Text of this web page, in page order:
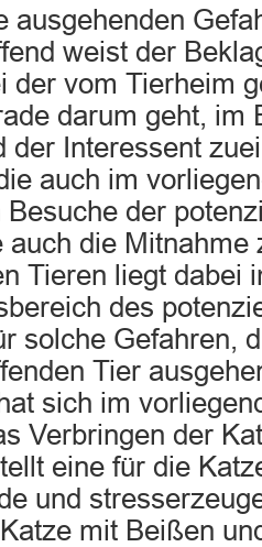
ausgehenden
weist der
der vom Tierheim
darum geht, im
der Interessent
auch im
der
auch die Mitnahme
Tieren liegt dabei
des
solche Gefahren,
Tier
sich im
Verbringen der
eine für die
und
mit Beißen